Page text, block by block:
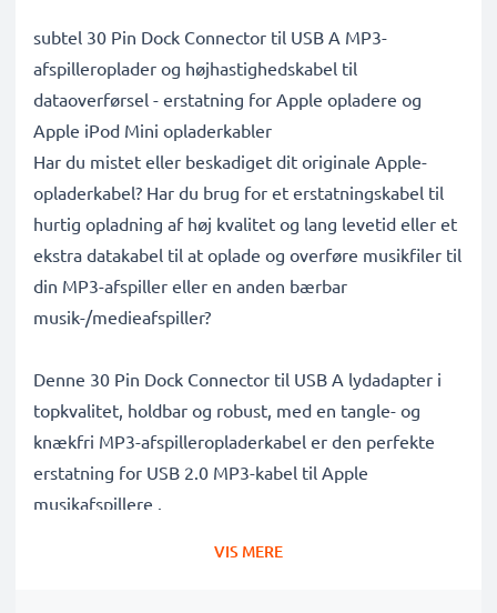
subtel 30 Pin Dock Connector til USB A MP3-
afspilleroplader og højhastighedskabel til
dataoverførsel - erstatning for Apple opladere og
Apple iPod Mini opladerkabler
Har du mistet eller beskadiget dit originale Apple-
opladerkabel? Har du brug for et erstatningskabel til
hurtig opladning af høj kvalitet og lang levetid eller et
ekstra datakabel til at oplade og overføre musikfiler til
din MP3-afspiller eller en anden bærbar
musik-/medieafspiller?
Denne 30 Pin Dock Connector til USB A lydadapter i
topkvalitet, holdbar og robust, med en tangle- og
knækfri MP3-afspilleropladerkabel er den perfekte
erstatning for USB 2.0 MP3-kabel til Apple
musikafspillere .
VIS MERE